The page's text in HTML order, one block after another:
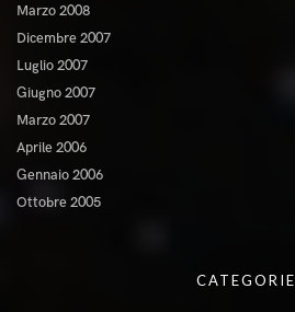
Marzo 2008
Dicembre 2007
Luglio 2007
Giugno 2007
Marzo 2007
Aprile 2006
Gennaio 2006
Ottobre 2005
CATEGORIE